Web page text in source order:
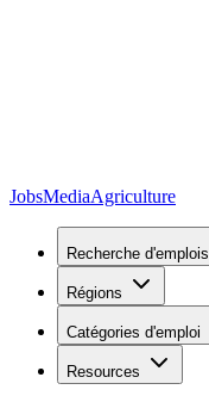
JobsMediaAgriculture
Recherche d'emplois
Régions
Catégories d'emploi
Resources